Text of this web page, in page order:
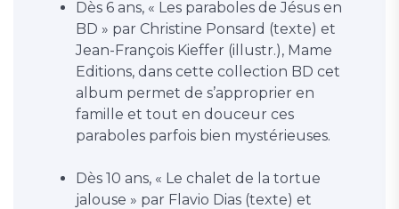
Dès 6 ans, « Les paraboles de Jésus en
BD » par Christine Ponsard (texte) et
Jean-François Kieffer (illustr.), Mame
Editions, dans cette collection BD cet
album permet de s’approprier en
famille et tout en douceur ces
paraboles parfois bien mystérieuses.
Dès 10 ans, « Le chalet de la tortue
jalouse » par Flavio Dias (texte) et